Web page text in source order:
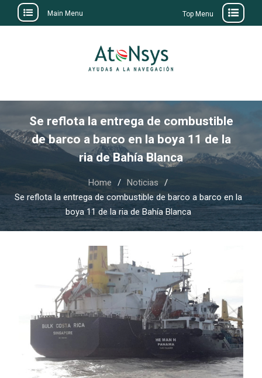
Main Menu Top Menu
Se reflota la entrega de combustible
de barco a barco en la boya 11 de la
ria de Bahía Blanca
Home
Noticias
Se reflota la entrega de combustible de barco a barco en la
boya 11 de la ria de Bahía Blanca